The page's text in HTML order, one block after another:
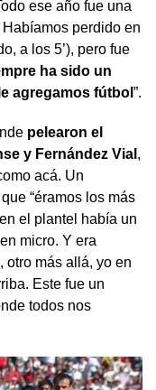
ese año fue una
perdido en
a los 5’), pero fue
ha sido un
agregamos fútbol ”.
pelearon el
y Fernández Vial ,
acá. Un
“éramos los más
el plantel había un
micro. Y era
otro más allá, yo en
Este fue un
todos nos